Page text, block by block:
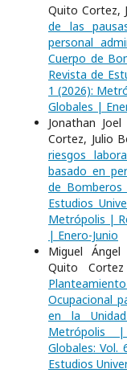
Quito Cortez,
de las
personal
Cuerpo de
Revista de
1 (2026):
Globales |
Jonathan
Cortez, Julio
riesgos
basado en
de Bomberos
Estudios
Metrópolis |
| Enero-Junio
Miguel
Quito
Ocupacional
en la
Metrópolis |
Globales:
Estudios